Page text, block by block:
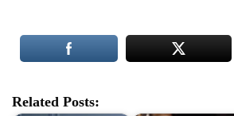
Related Posts: